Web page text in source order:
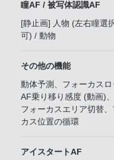
瞳AF / 被写体認識AF
[静止画] 人物 (左右瞳選
可) / 動物
その他の機能
動体予測、フォーカス
AF乗り移り感度 (動画)
フォーカスエリア切替
カス位置の循環
アイスタートAF